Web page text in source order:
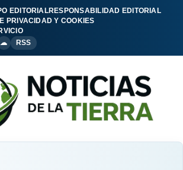
EDITORIALRESPONSABILIDAD EDITORIAL
PRIVACIDAD Y COOKIES
☁ RSS